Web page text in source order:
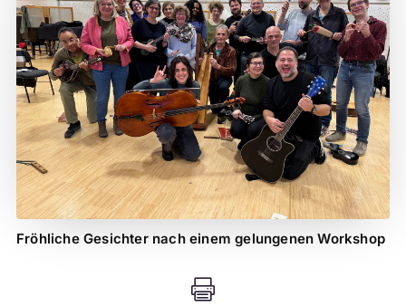
Fröhliche Gesichter nach einem gelungenen Workshop
